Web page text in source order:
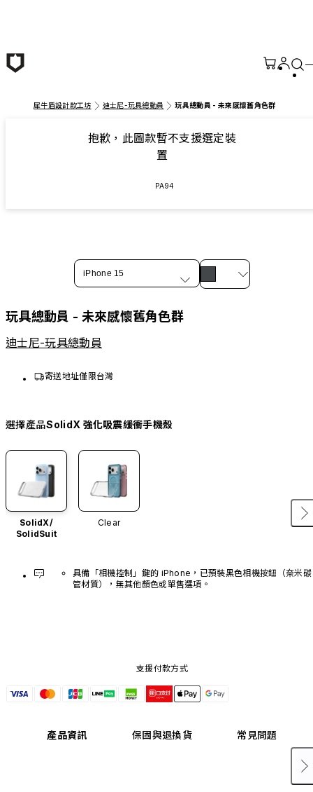
犀牛盾設計款工坊 迪士尼-玩具總動員 玩具總動員 - 未來感懷舊角色群
抱歉，此圖款暫不支援選定裝
置
PA94
iPhone 15
玩具總動員 - 未來感懷舊角色群
迪士尼-玩具總動員
寄送地址僅限台灣
選擇產品SolidX 強化吸震緩衝手機殼
SolidX/
SolidSuit
Clear
具備「相機控制」鍵的 iPhone，已預裝黑色相機按鈕（奈米碳
管材質），無其他顏色或單售選項。
支援付款方式
產品資訊 保固與退換貨 常見問題